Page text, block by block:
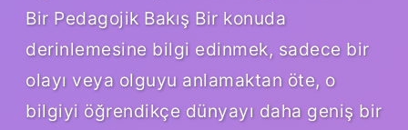
Bir Pedagojik Bakış Bir konuda
derinlemesine bilgi edinmek, sadece bir
olayı veya olguyu anlamaktan öte, o
bilgiyi öğrendikçe dünyayı daha geniş bir